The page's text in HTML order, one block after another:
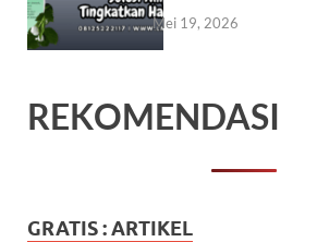
Mei 19, 2026
REKOMENDASI
GRATIS : ARTIKEL